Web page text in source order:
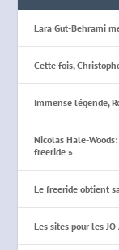
Lara Gut-Behrami
Cette fois,
Immense légende,
Nicolas Hale-
freeride »
Le freeride obtient
Les sites pour les